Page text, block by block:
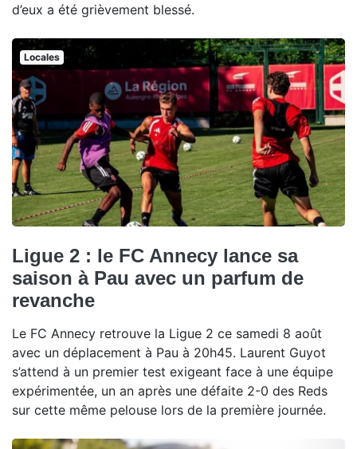
d’eux a été grièvement blessé.
Locales
Ligue 2 : le FC Annecy lance sa
saison à Pau avec un parfum de
revanche
Le FC Annecy retrouve la Ligue 2 ce samedi 8 août
avec un déplacement à Pau à 20h45. Laurent Guyot
s’attend à un premier test exigeant face à une équipe
expérimentée, un an après une défaite 2-0 des Reds
sur cette même pelouse lors de la première journée.